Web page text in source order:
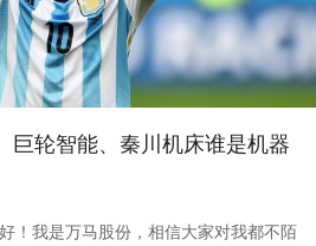
巨轮智能、秦川机床谁是机器
！我是万马股份，相信大家对我都不陌